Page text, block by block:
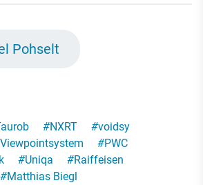
Pohselt
#NXRT #voidsy
Viewpointsystem #PWC
#Uniqa #Raiffeisen
#Matthias Biegl